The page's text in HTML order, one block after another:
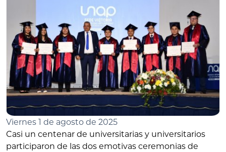
Viernes 1 de agosto de 2025
Casi un centenar de universitarias y universitarios
participaron de las dos emotivas ceremonias de